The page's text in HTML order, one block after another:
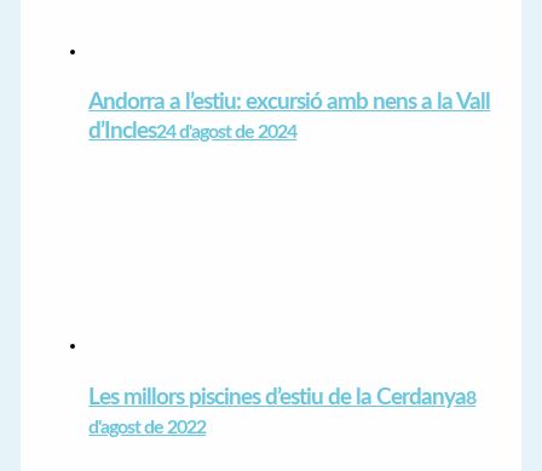
Andorra a l’estiu: excursió amb nens a la Vall
d’Incles24 d'agost de 2024
Les millors piscines d’estiu de la Cerdanya8
d'agost de 2022